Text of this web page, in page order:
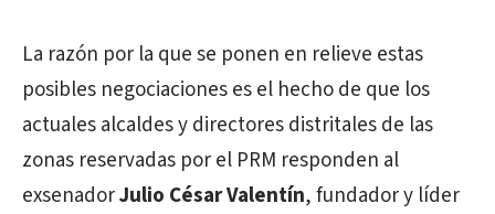
La razón por la que se ponen en relieve estas
posibles negociaciones es el hecho de que los
actuales alcaldes y directores distritales de las
zonas reservadas por el PRM responden al
exsenadorJulio César Valentín, fundador y líder